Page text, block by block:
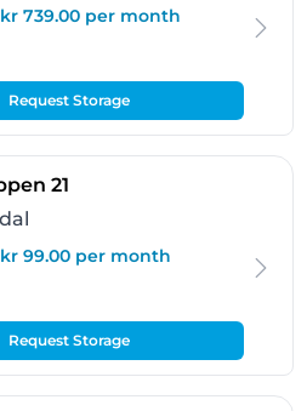
739.00 per month
Request Storage
21
99.00 per month
Request Storage